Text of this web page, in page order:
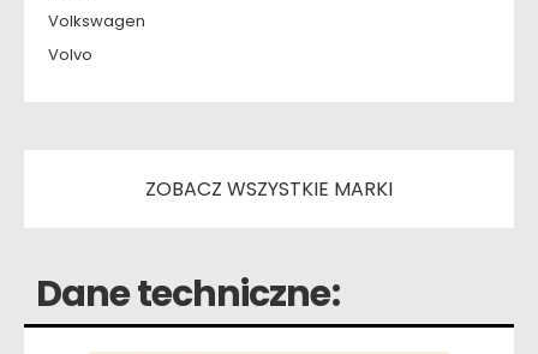
Volkswagen
Volvo
ZOBACZ WSZYSTKIE MARKI
Dane techniczne: